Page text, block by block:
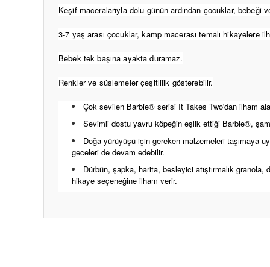
Keşif maceralarıyla dolu günün ardından çocuklar, bebeği
3-7 yaş arası çocuklar, kamp macerası temalı hikayelere
Bebek tek başına ayakta duramaz.
Renkler ve süslemeler çeşitlilik gösterebilir.
Çok sevilen Barbie® serisi It Takes Two'dan ilham
Sevimli dostu yavru köpeğin eşlik ettiği Barbie®,
Doğa yürüyüşü için gereken malzemeleri taşımaya
geceleri de devam edebilir.
Dürbün, şapka, harita, besleyici atıştırmalık
hikaye seçeneğine ilham verir.